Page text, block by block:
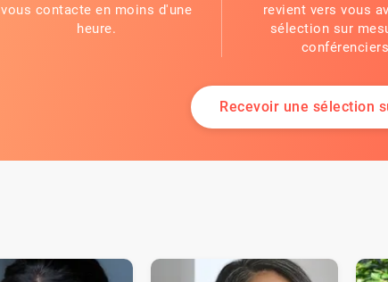
vous contacte en moins d'une
heure.
revient vers vous
sélection sur
Recevoir une sélection